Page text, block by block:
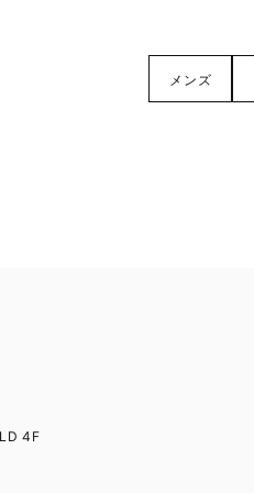
メンズ
4F